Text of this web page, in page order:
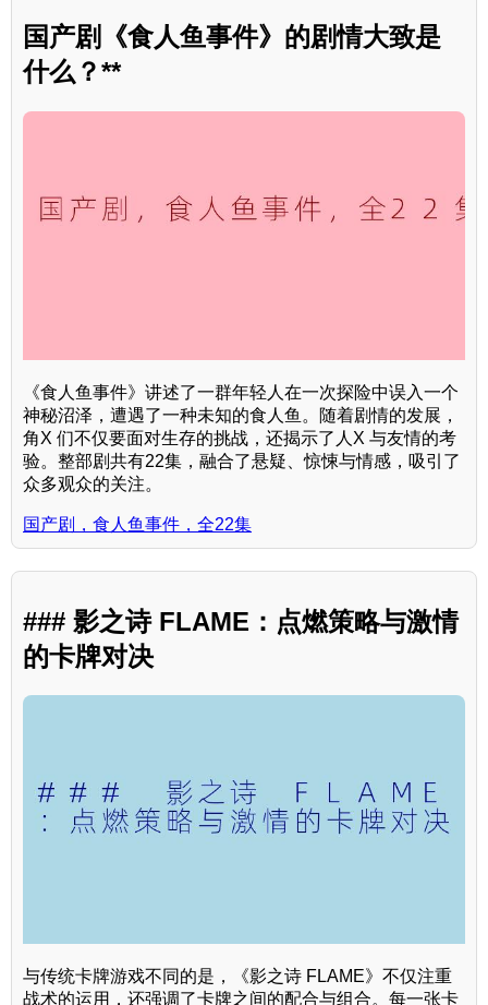
国产剧《食人鱼事件》的剧情大致是
什么？**
《食人鱼事件》讲述了一群年轻人在一次探险中误入一个
神秘沼泽，遭遇了一种未知的食人鱼。随着剧情的发展，
角X 们不仅要面对生存的挑战，还揭示了人X 与友情的考
验。整部剧共有22集，融合了悬疑、惊悚与情感，吸引了
众多观众的关注。
国产剧，食人鱼事件，全22集
### 影之诗 FLAME：点燃策略与激情
的卡牌对决
与传统卡牌游戏不同的是，《影之诗 FLAME》不仅注重
战术的运用，还强调了卡牌之间的配合与组合。每一张卡